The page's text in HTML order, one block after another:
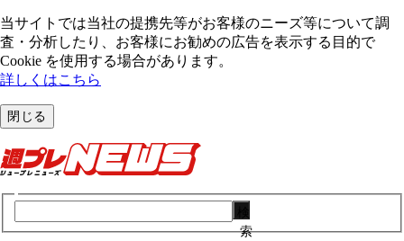
当サイトでは当社の提携先等がお客様のニーズ等について調
査・分析したり、お客様にお勧めの広告を表⽰する⽬的で
Cookie を使⽤する場合があります。
詳しくはこちら
閉じる
索